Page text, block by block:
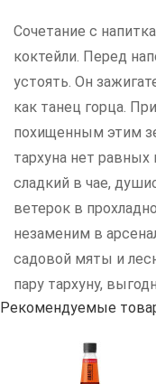
Сочетание с
коктейли. Перед
устоять. Он
как танец горца.
похищенным этим
тархуна нет
сладкий в чае,
ветерок в
незаменим в
садовой мяты и
пару тархуну,
Рекомендуемые